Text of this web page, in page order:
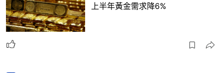
上半年黃金需求降6%